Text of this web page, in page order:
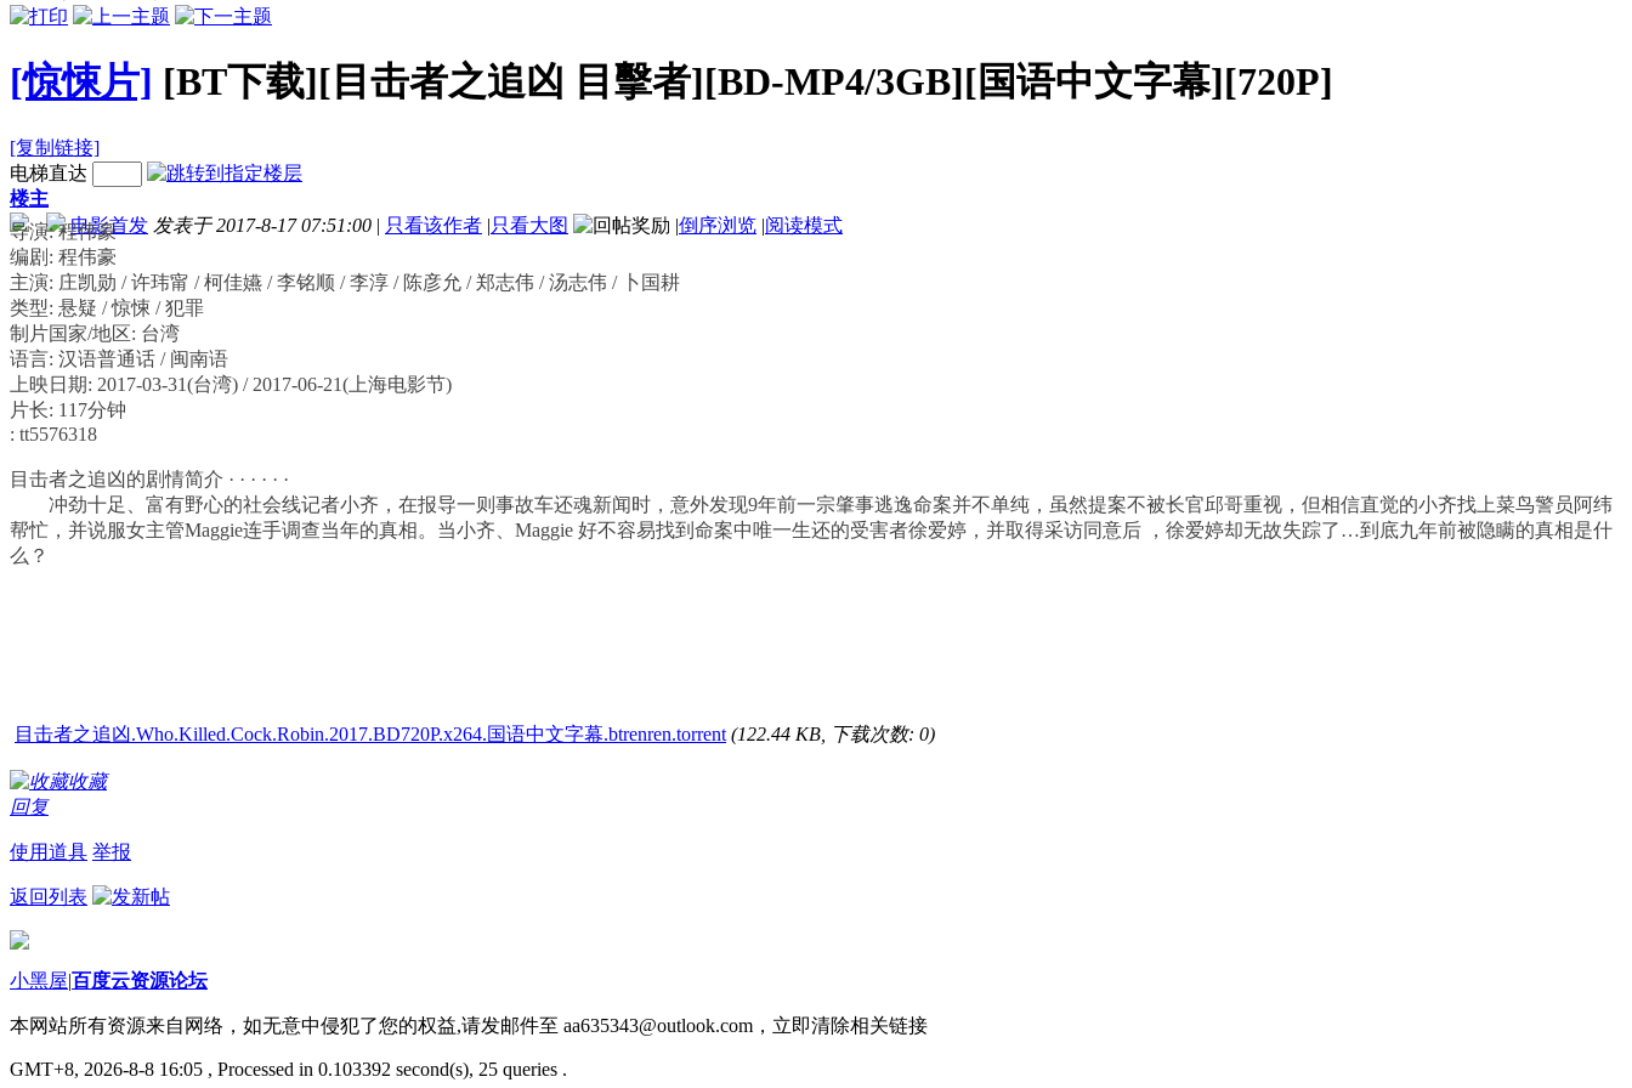
[惊悚片] [BT下载][目击者之追凶 目擊者][BD-MP4/3GB][国语中文字幕][720P]
[复制链接]
电梯直达
楼主
电影首发 发表于 2017-8-17 07:51:00 | 只看该作者 |只看大图 |倒序浏览 |阅读模式
导演: 程伟豪
编剧: 程伟豪
主演: 庄凯勋 / 许玮甯 / 柯佳嬿 / 李铭顺 / 李淳 / 陈彦允 / 郑志伟 / 汤志伟 / 卜国耕
类型: 悬疑 / 惊悚 / 犯罪
制片国家/地区: 台湾
语言: 汉语普通话 / 闽南语
上映日期: 2017-03-31(台湾) / 2017-06-21(上海电影节)
片长: 117分钟
: tt5576318
目击者之追凶的剧情简介 · · · · · ·
冲劲十足、富有野心的社会线记者小齐，在报导一则事故车还魂新闻时，意外发现9年前一宗肇事逃逸命案并不单纯，虽然提案不被长官邱哥重视，但相信直觉的小齐找上菜鸟警员阿纬
帮忙，并说服女主管Maggie连手调查当年的真相。当小齐、Maggie 好不容易找到命案中唯一生还的受害者徐爱婷，并取得采访同意后 ，徐爱婷却无故失踪了…到底九年前被隐瞒的真相是什
么？
目击者之追凶.Who.Killed.Cock.Robin.2017.BD720P.x264.国语中文字幕.btrenren.torrent (122.44 KB, 下载次数: 0)
收藏
回复
使用道具 举报
返回列表
小黑屋|百度云资源论坛
本网站所有资源来自网络，如无意中侵犯了您的权益,请发邮件至 aa635343@outlook.com ，立即清除相关链接
GMT+8, 2026-8-8 16:05 , Processed in 0.103392 second(s), 25 queries .